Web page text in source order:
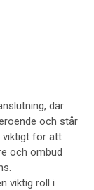
där
och står
viktigt för att
och ombud
viktig roll i